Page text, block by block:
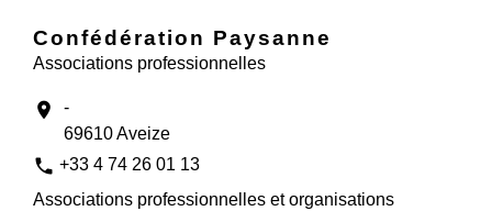
Confédération Paysanne
Associations professionnelles
location_on
-
69610 Aveize
phone +33 4 74 26 01 13
Associations professionnelles et organisations